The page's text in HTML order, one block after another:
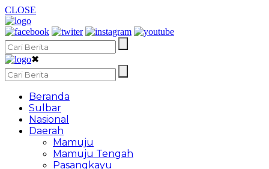
CLOSE
✖
Beranda
Sulbar
Nasional
Daerah
Mamuju
Mamuju Tengah
Pasangkayu